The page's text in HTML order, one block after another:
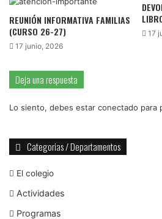
REUNIÓN INFORMATIVA FAMILIAS
(CURSO 26-27)
17 junio, 2026
17
Deja una respuesta
Lo siento, debes estar conectado para
Categorias / Departamentos
El colegio
Actividades
Programas